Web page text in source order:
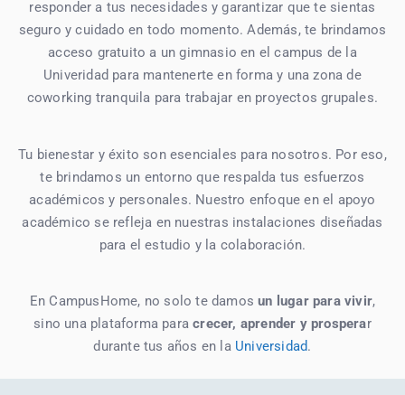
responder a tus necesidades y garantizar que te sientas
seguro y cuidado en todo momento. Además, te brindamos
acceso gratuito a un gimnasio en el campus de la
Univeridad para mantenerte en forma y una zona de
coworking tranquila para trabajar en proyectos grupales.
Tu bienestar y éxito son esenciales para nosotros. Por eso,
te brindamos un entorno que respalda tus esfuerzos
académicos y personales. Nuestro enfoque en el apoyo
académico se refleja en nuestras instalaciones diseñadas
para el estudio y la colaboración.
En CampusHome, no solo te damosun lugar para vivir,
sino una plataforma paracrecer, aprender y prosperar
durante tus años en la Universidad.